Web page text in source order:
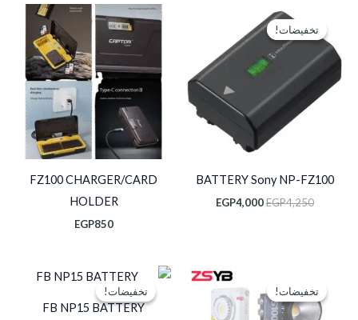
تخفيضات!
تخفيضات!
BATTERY Sony NP-FZ100
EGP4,250
الأصلي
هو:
EGP4,250.
EGP4,000
FZ100 CHARGER/CARD
HOLDER
EGP850
تخفيضات!
تخفيضات!
هو:
EGP4,000.
السعر
الحالي
هو:
تخفيضات!
تخفيضات!
FB NP15 BATTERY
السعر
الأصلي
EGP1,200.
السعر
الحالي
EGP850.